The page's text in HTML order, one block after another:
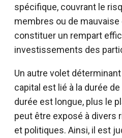
spécifique, couvrant le
membres ou de
constituer un rempart
investissements des
Un autre volet
capital est lié à la durée
durée est longue, plus le
peut être exposé à divers
et politiques. Ainsi, il est